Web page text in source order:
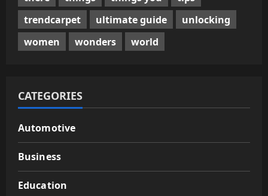
trendcarpet
ultimate guide
unlocking
women
wonders world
CATEGORIES
Automotive
Business
Education